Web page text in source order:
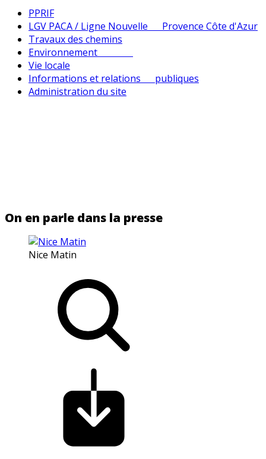
PPRIF
LGV PACA / Ligne Nouvelle Provence Côte d'Azur
Travaux des chemins
Environnement
Vie locale
Informations et relations publiques
Administration du site
On en parle dans la presse
Nice Matin